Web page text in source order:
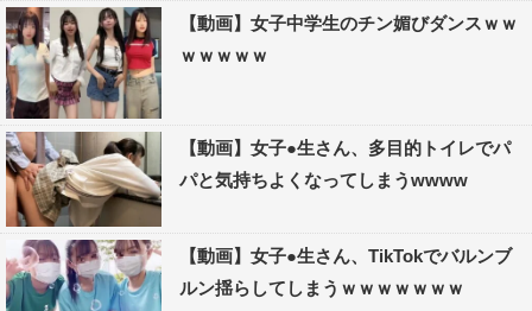
【動画】女子中学生のチン媚びダンスｗｗ
ｗｗｗｗｗ
【動画】女子●生さん、多目的トイレでパ
パと気持ちよくなってしまうwwww
【動画】女子●生さん、TikTokでバルンブ
ルン揺らしてしまうｗｗｗｗｗｗｗ